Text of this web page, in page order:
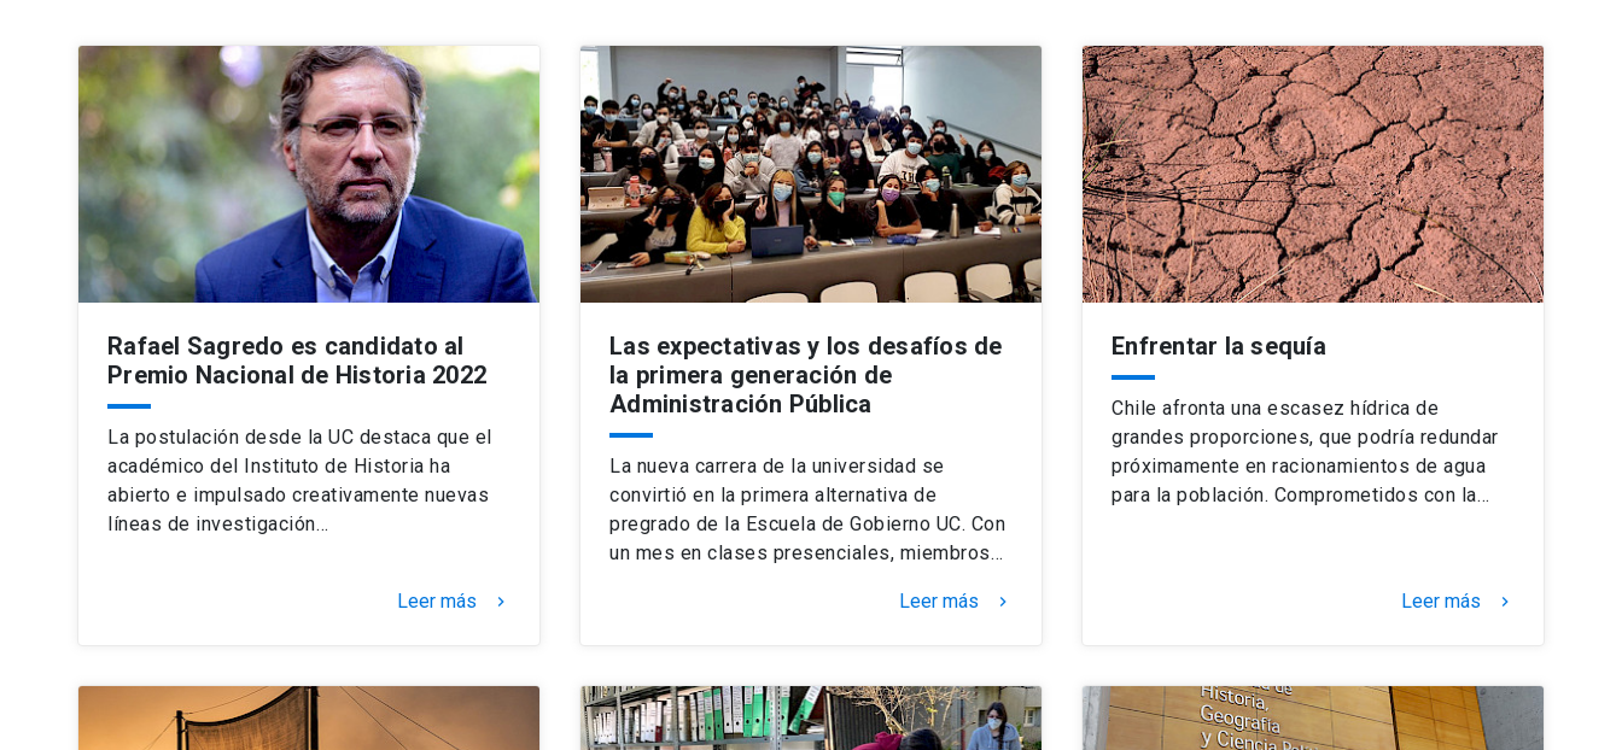
Rafael Sagredo es candidato al
Premio Nacional de Historia 2022
La postulación desde la UC destaca que el
académico del Instituto de Historia ha
abierto e impulsado creativamente nuevas
líneas de investigación…
Leer más keyboard_arrow_right
Las expectativas y los desafíos de
la primera generación de
Administración Pública
La nueva carrera de la universidad se
convirtió en la primera alternativa de
pregrado de la Escuela de Gobierno UC. Con
un mes en clases presenciales, miembros…
Leer más keyboard_arrow_right
Enfrentar la sequía
Chile afronta una escasez hídrica de
grandes proporciones, que podría redundar
próximamente en racionamientos de agua
para la población. Comprometidos con la…
Leer más keyboard_arrow_right